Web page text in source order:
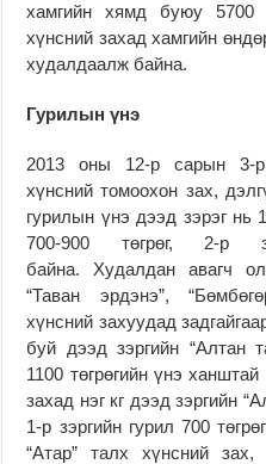
хамгийн хямд буюу 5700
хүнсний захад хамгийн
худалдаалж байна.
Гурилын үнэ
2013 оны 12-р сарын 3-р
хүнсний томоохон зах,
гурилын үнэ дээд зэрэг нь
700-900 төгрөг, 2-р
байна. Худалдан авагч
“Таван эрдэнэ”,
хүнсний захуудад
буй дээд зэргийн “Алтан
1100 төгрөгийн үнэ
захад нэг кг дээд зэргийн
1-р зэргийн гурил 700
“Атар” талх хүнсний зах,